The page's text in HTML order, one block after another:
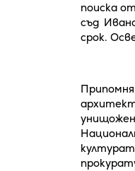
поиска
съд
срок.